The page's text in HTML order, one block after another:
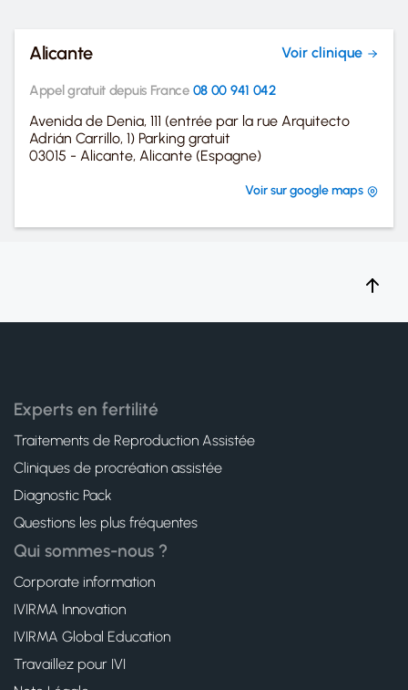
Voir clinique
Alicante
Appel gratuit depuis France 08 00 941 042
Avenida de Denia, 111 (entrée par la rue Arquitecto
Adrián Carrillo, 1) Parking gratuit
03015 - Alicante, Alicante (Espagne)
Voir sur google maps
Experts en fertilité
Traitements de Reproduction Assistée
Cliniques de procréation assistée
Diagnostic Pack
Questions les plus fréquentes
Qui sommes-nous ?
Corporate information
IVIRMA Innovation
IVIRMA Global Education
Travaillez pour IVI